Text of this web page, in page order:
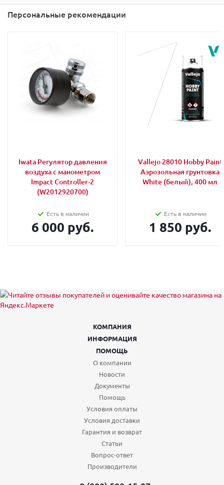
Персональные рекомендации
Iwata Регулятор давления
воздуха с манометром
Impact Controller-2
(W2012920700)
Есть в наличии
6 000 руб.
Vallejo 28010 Hobby Paint
Аэрозольная грунтовка
White (белый), 400 мл
Есть в наличии
1 850 руб.
КОМПАНИЯ
ИНФОРМАЦИЯ
ПОМОЩЬ
О компании
Новости
Документы
Помощь
Условия оплаты
Условия доставки
Гарантия и возврат
Статьи
Вопрос-ответ
Производители